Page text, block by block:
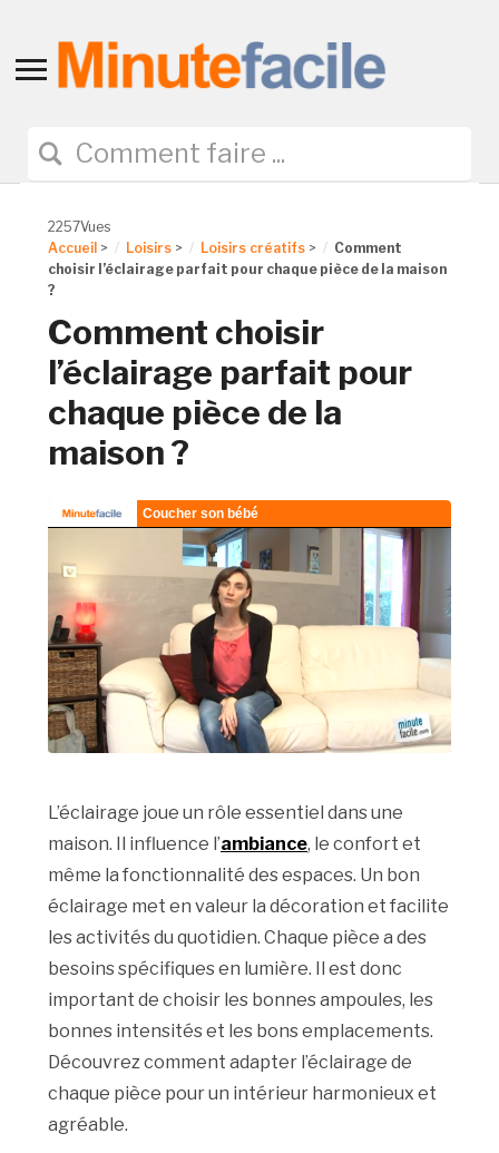
Toggle
navigation
2257Vues
Accueil > Loisirs > Loisirs créatifs >
Comment
choisir l’éclairage parfait pour chaque pièce de la maison
?
Comment choisir
l’éclairage parfait pour
chaque pièce de la
maison ?
L’éclairage joue un rôle essentiel dans une
maison. Il influence l’ambiance, le confort et
même la fonctionnalité des espaces. Un bon
éclairage met en valeur la décoration et facilite
les activités du quotidien. Chaque pièce a des
besoins spécifiques en lumière. Il est donc
important de choisir les bonnes ampoules, les
bonnes intensités et les bons emplacements.
Découvrez comment adapter l’éclairage de
chaque pièce pour un intérieur harmonieux et
agréable.